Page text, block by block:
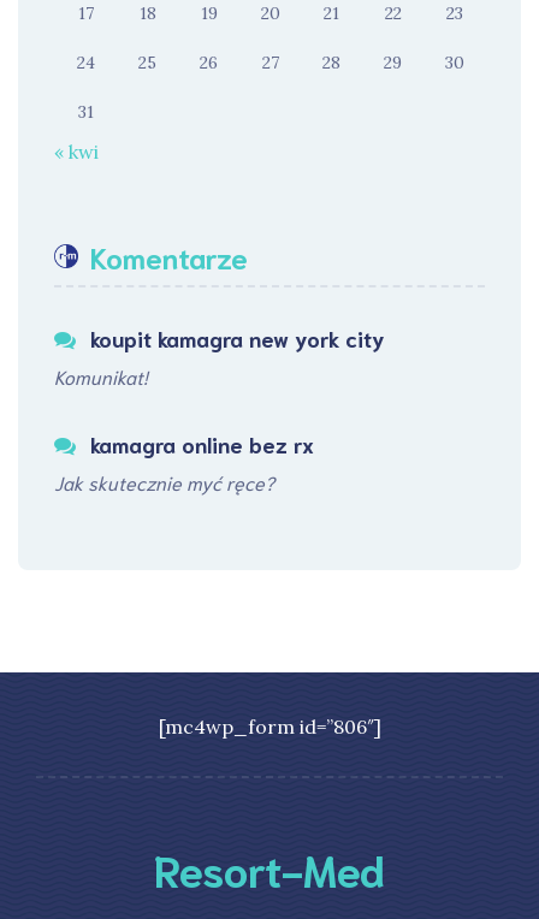
17 18 19 20 21 22 23
24 25 26 27 28 29 30
31
« kwi
Komentarze
koupit kamagra new york city
Komunikat!
kamagra online bez rx
Jak skutecznie myć ręce?
[mc4wp_form id=”806″]
Resort-Med